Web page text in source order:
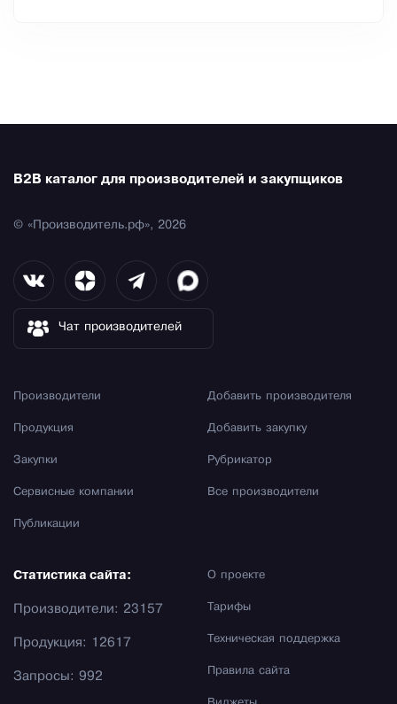
B2B каталог для производителей и закупщиков
© «Производитель.рф», 2026
Чат производителей
Производители
Продукция
Закупки
Сервисные компании
Публикации
Добавить производителя
Добавить закупку
Рубрикатор
Все производители
О проекте
Тарифы
Техническая поддержка
Правила сайта
Статистика сайта:
Производители: 23157
Продукция: 12617
Запросы: 992